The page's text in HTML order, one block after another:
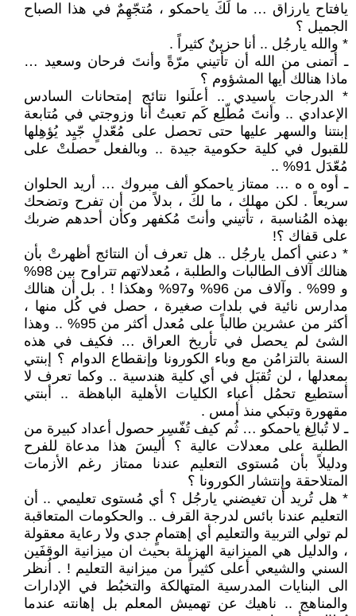
يافتاح يارزاق … ما لَكَ ياحمكو ، مُتجّهِمٌ في هذا الصباح
الجميل ؟
* والله يارجُل .. أنا حزينٌ كثيراً .
ـ أتمنى من الله أن تأتيني مرّةً وأنتَ فرحان وسعيد …
ماذا هنالك أيها المشؤوم ؟
* الدرجات ياسيدي .. أعلَنوا نتائج إمتحانات السادس
الإعدادي .. وأنتَ مُطّلِع كَم تعبتُ أنا وزوجتي في مُتابعة
إبنتنا والسهر عليها حتى تحصل على مُعّدلٍ جّيِد يُؤهِلها
للقبول في كلية حكومية جيدة .. وبالفعل حصلتْ على
مُعّدَل 91% ..
ـ أوه ه ه … ممتاز ياحمكو ألف مبروك … أريد الحلوان
سريعاً . لكن مهلك ، ما لكَ ، بدلاً من أن تفرح وتضحك
بهذه المُناسبة ، تأتيني وأنتَ مُكفهر وكأن أحدهم ضربك
على قفاك ؟!
* دعني أكمل يارجُل .. هل تعرف أن النتائج أظهرتْ بأن
هنالك آلاف الطالبات والطلبة ، مُعدلاتهم تتراوح بين 98%
و 99% . وآلاف من 96% و97% وهكذا ! . بل أن هنالك
مدارس نائية في بلدات صغيرة ، حصل في كُل منها ،
أكثر من عشرين طالباً على مُعدل أكثر من 95% .. وهذا
الشئ لم يحصل في تأريخ العراق … فكيف في هذه
السنة بالتزامُن مع وباء الكورونا وإنقطاع الدوام ؟ إبنتي
بمعدلها ، لن تُقبَل في أي كلية هندسية .. وكما تعرف لا
أستطيع تحمُل أعباء الكليات الأهلية الباهظة .. أبنتي
مقهورة وتبكي منذ أمس .
ـ لا تُبالِغ ياحمكو … ثُم كيف تُفّسِر حصول أعداد كبيرة من
الطلبة على معدلات عالية ؟ أليسَ هذا مدعاة للفرح
ودليلاً بأن مُستوى التعليم عندنا ممتاز رغم الأزمات
المتلاحقة وإنتشار الكورونا ؟
* هل تُريد أن تغيضني يارجُل ؟ أي مُستوى تعليمي .. أن
التعليم عندنا بائس لدرجة القرف .. والحكومات المتعاقبة
لم تولي التربية والتعليم أي إهتمامٍ جدي ولا رعاية معقولة
، والدليل هي الميزانية الهزيلة بحيث ان ميزانية الوقفَين
السني والشيعي أعلى كثيراً من ميزانية التعليم ! . اُنظر
الى البنايات المدرسية المتهالكة والتخبُط في الإدارات
والمناهج .. ناهيك عن تهميش المعلم بل إهانته عندما